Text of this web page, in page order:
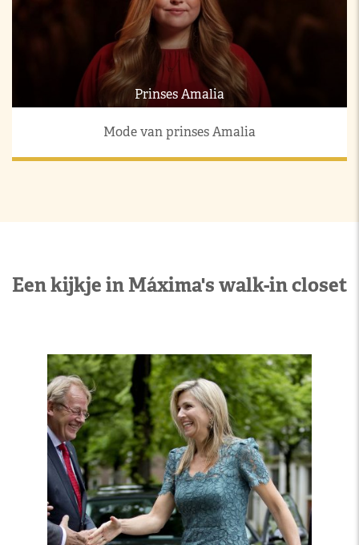
Prinses Amalia
Mode van prinses Amalia
Een kijkje in Máxima's walk-in closet